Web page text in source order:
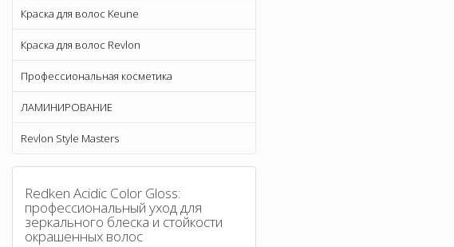
Краска для волос Keune
Краска для волос Revlon
Профессиональная косметика
ЛАМИНИРОВАНИЕ
Revlon Style Masters
Redken Acidic Color Gloss:
профессиональный уход для
зеркального блеска и стойкости
окрашенных волос